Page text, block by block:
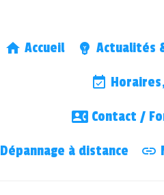
Accueil Actualités
Contact /
Dépannage à distance